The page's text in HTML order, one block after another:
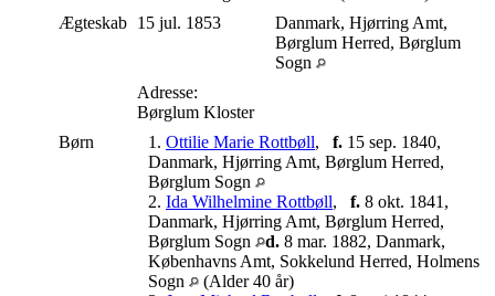
Ægteskab 15 jul. 1853
Danmark, Hjørring Amt,
Børglum Herred, Børglum
Sogn
Adresse:
Børglum Kloster
Børn
1. Ottilie Marie Rottbøll, f. 15 sep. 1840,
Danmark, Hjørring Amt, Børglum Herred,
Børglum Sogn
2. Ida Wilhelmine Rottbøll, f. 8 okt. 1841,
Danmark, Hjørring Amt, Børglum Herred,
Børglum Sogn
d. 8 mar. 1882, Danmark,
Københavns Amt, Sokkelund Herred, Holmens
Sogn
(Alder 40 år)